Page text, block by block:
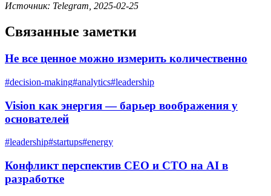
Источник: Telegram, 2025-02-25
Связанные заметки
Не все ценное можно измерить количественно
#decision-making#analytics#leadership
Vision как энергия — барьер воображения у
основателей
#leadership#startups#energy
Конфликт перспектив CEO и CTO на AI в
разработке